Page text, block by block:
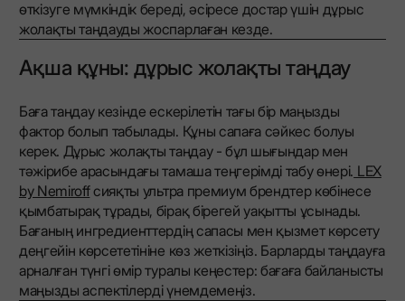
өткізуге мүмкіндік береді, әсіресе достар үшін дұрыс
жолақты таңдауды жоспарлаған кезде.
Ақша құны: дұрыс жолақты таңдау
Баға таңдау кезінде ескерілетін тағы бір маңызды
фактор болып табылады. Құны сапаға сәйкес болуы
керек. Дұрыс жолақты таңдау - бұл шығындар мен
тәжірибе арасындағы тамаша теңгерімді табу өнері. LEX
by Nemiroffсияқты ультра премиум брендтер көбінесе
қымбатырақ тұрады, бірақ бірегей уақытты ұсынады.
Бағаның ингредиенттердің сапасы мен қызмет көрсету
деңгейін көрсететініне көз жеткізіңіз. Барларды таңдауға
арналған түнгі өмір туралы кеңестер: бағаға байланысты
маңызды аспектілерді үнемдемеңіз.